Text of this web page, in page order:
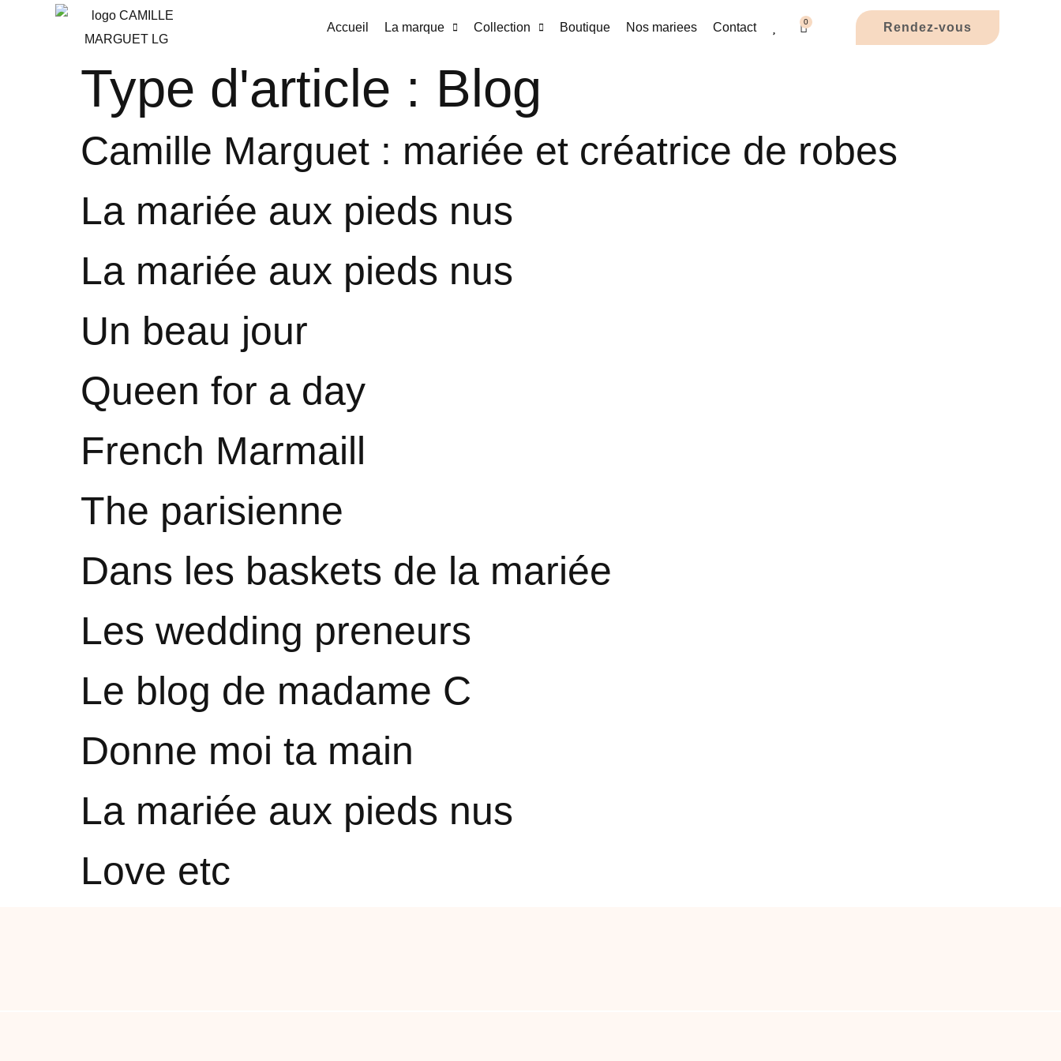
Accueil La marque Collection Boutique Nos mariees Contact 0 Rendez-vous
Type d'article : Blog
Camille Marguet : mariée et créatrice de robes
La mariée aux pieds nus
La mariée aux pieds nus
Un beau jour
Queen for a day
French Marmaill
The parisienne
Dans les baskets de la mariée
Les wedding preneurs
Le blog de madame C
Donne moi ta main
La mariée aux pieds nus
Love etc